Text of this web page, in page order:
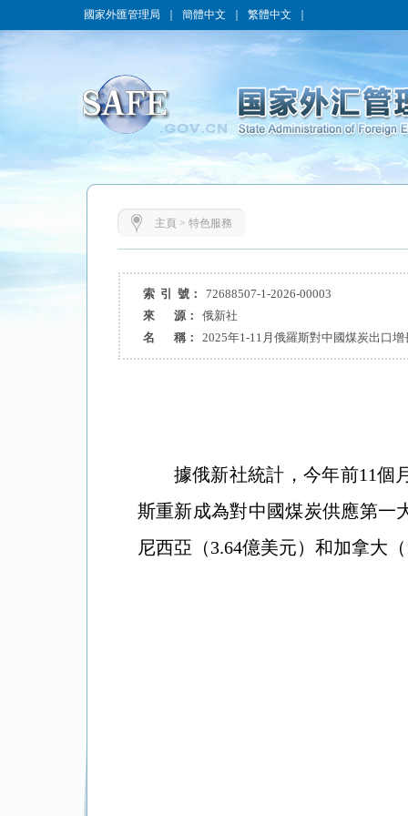
國家外匯管理局 簡體中文 繁體中文
主頁 > 特色服務
索 引 號：
72688507-1-2026-00003
來 源：
俄新社
名 稱：
2025年1-11月俄羅斯對中國煤炭出口增
據俄新社統計，今年前11個
斯重新成為對中國煤炭供應第一
尼西亞（3.64億美元）和加拿大